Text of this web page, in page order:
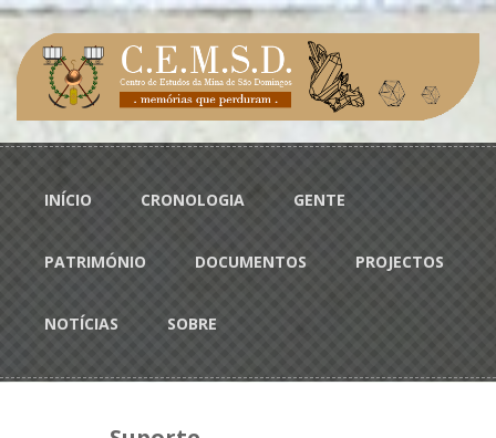
Passar para o conteúdo principal
Menu principal
INÍCIO CRONOLOGIA GENTE
PATRIMÓNIO DOCUMENTOS PROJECTOS
NOTÍCIAS SOBRE